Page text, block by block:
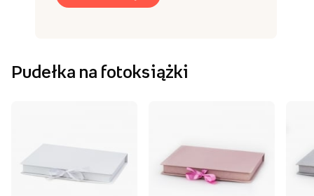
Pudełka na fotoksiążki